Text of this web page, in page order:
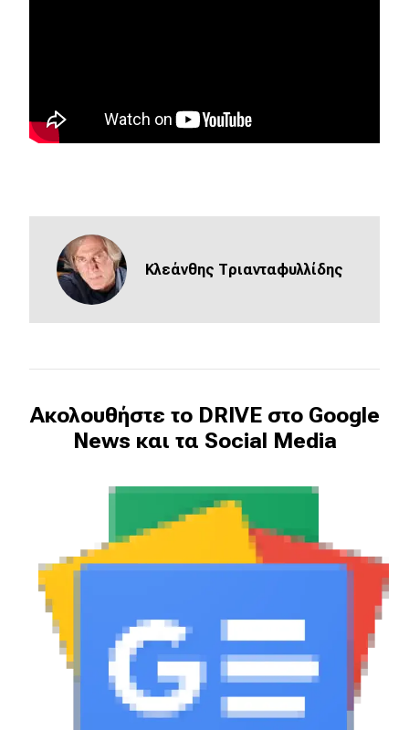
Κλεάνθης Τριανταφυλλίδης
Ακολουθήστε το DRIVE στο Google
News και τα Social Media